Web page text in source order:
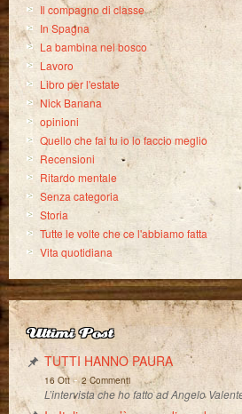
Il compagno di classe
In Spagna
La bambina nel bosco
Lavoro
Libro per l'estate
Nick Banana
opinioni
Quello che fai tu io lo faccio meglio
Recensioni
Ritardo mentale
Senza categoria
Storia
Tutte le volte che ce l'abbiamo fatta
Vita quotidiana
Ultimi Post
TUTTI HANNO PAURA
16 Ott-2 Commenti
L’intervista che ho fatto ad Angelo